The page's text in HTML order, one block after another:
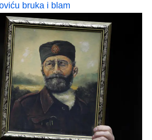
bruka i blam